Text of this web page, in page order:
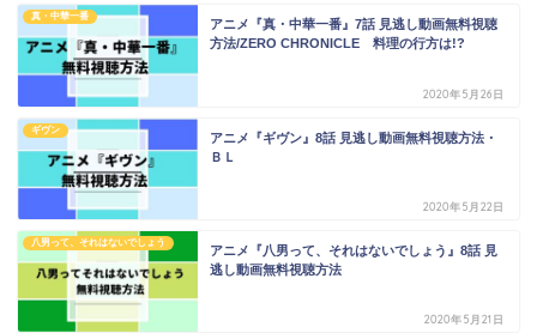
真・中華一番
アニメ『真・中華一番』7話 見逃し動画無料視聴
方法/ZERO CHRONICLE 料理の行方は!?
2020年5月26日
ギヴン
アニメ『ギヴン』8話 見逃し動画無料視聴方法・
ＢＬ
2020年5月22日
八男って、それはないでしょう
アニメ『八男って、それはないでしょう』8話 見
逃し動画無料視聴方法
2020年5月21日